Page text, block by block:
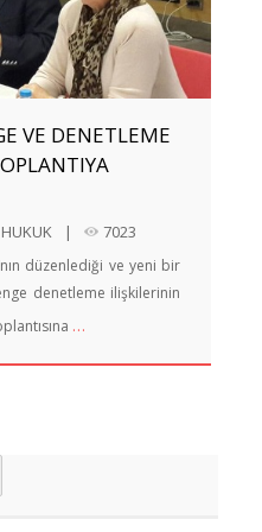
VE DENETLEME
HUKUK | 7023
düzenlediği ve yeni bir
denetleme ilişkilerinin
…